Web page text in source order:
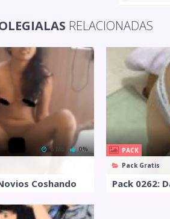
RELACIONADAS
6 MB 0%
Coshando
PACK
Pack Gratis
Pack 0262: